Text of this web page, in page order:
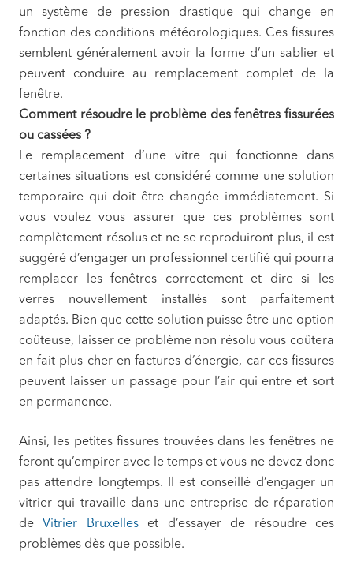
un système de pression drastique qui change en
fonction des conditions météorologiques. Ces fissures
semblent généralement avoir la forme d’un sablier et
peuvent conduire au remplacement complet de la
fenêtre.
Comment résoudre le problème des fenêtres fissurées
ou cassées ?
Le remplacement d’une vitre qui fonctionne dans
certaines situations est considéré comme une solution
temporaire qui doit être changée immédiatement. Si
vous voulez vous assurer que ces problèmes sont
complètement résolus et ne se reproduiront plus, il est
suggéré d’engager un professionnel certifié qui pourra
remplacer les fenêtres correctement et dire si les
verres nouvellement installés sont parfaitement
adaptés. Bien que cette solution puisse être une option
coûteuse, laisser ce problème non résolu vous coûtera
en fait plus cher en factures d’énergie, car ces fissures
peuvent laisser un passage pour l’air qui entre et sort
en permanence.
Ainsi, les petites fissures trouvées dans les fenêtres ne
feront qu’empirer avec le temps et vous ne devez donc
pas attendre longtemps. Il est conseillé d’engager un
vitrier qui travaille dans une entreprise de réparation
de Vitrier Bruxelleset d’essayer de résoudre ces
problèmes dès que possible.